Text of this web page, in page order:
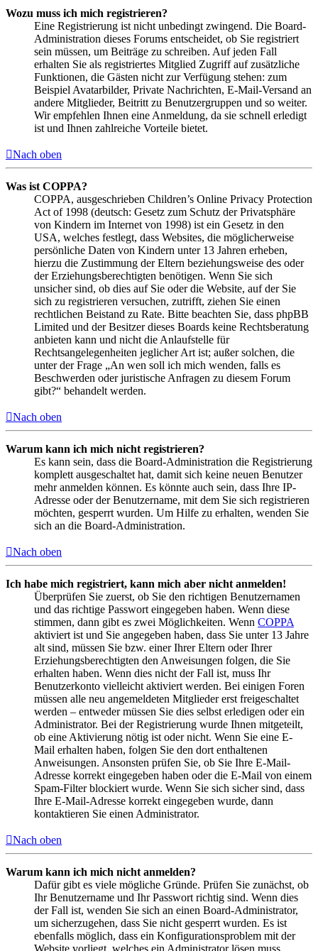
Wozu muss ich mich registrieren?
Eine Registrierung ist nicht unbedingt zwingend. Die Board-
Administration dieses Forums entscheidet, ob Sie registriert
sein müssen, um Beiträge zu schreiben. Auf jeden Fall
erhalten Sie als registriertes Mitglied Zugriff auf zusätzliche
Funktionen, die Gästen nicht zur Verfügung stehen: zum
Beispiel Avatarbilder, Private Nachrichten, E-Mail-Versand an
andere Mitglieder, Beitritt zu Benutzergruppen und so weiter.
Wir empfehlen Ihnen eine Anmeldung, da sie schnell erledigt
ist und Ihnen zahlreiche Vorteile bietet.
Nach oben
Was ist COPPA?
COPPA, ausgeschrieben Children’s Online Privacy Protection
Act of 1998 (deutsch: Gesetz zum Schutz der Privatsphäre
von Kindern im Internet von 1998) ist ein Gesetz in den
USA, welches festlegt, dass Websites, die möglicherweise
persönliche Daten von Kindern unter 13 Jahren erheben,
hierzu die Zustimmung der Eltern beziehungsweise des oder
der Erziehungsberechtigten benötigen. Wenn Sie sich
unsicher sind, ob dies auf Sie oder die Website, auf der Sie
sich zu registrieren versuchen, zutrifft, ziehen Sie einen
rechtlichen Beistand zu Rate. Bitte beachten Sie, dass phpBB
Limited und der Besitzer dieses Boards keine Rechtsberatung
anbieten kann und nicht die Anlaufstelle für
Rechtsangelegenheiten jeglicher Art ist; außer solchen, die
unter der Frage „An wen soll ich mich wenden, falls es
Beschwerden oder juristische Anfragen zu diesem Forum
gibt?“ behandelt werden.
Nach oben
Warum kann ich mich nicht registrieren?
Es kann sein, dass die Board-Administration die Registrierung
komplett ausgeschaltet hat, damit sich keine neuen Benutzer
mehr anmelden können. Es könnte auch sein, dass Ihre IP-
Adresse oder der Benutzername, mit dem Sie sich registrieren
möchten, gesperrt wurden. Um Hilfe zu erhalten, wenden Sie
sich an die Board-Administration.
Nach oben
Ich habe mich registriert, kann mich aber nicht anmelden!
Überprüfen Sie zuerst, ob Sie den richtigen Benutzernamen
und das richtige Passwort eingegeben haben. Wenn diese
stimmen, dann gibt es zwei Möglichkeiten. Wenn COPPA
aktiviert ist und Sie angegeben haben, dass Sie unter 13 Jahre
alt sind, müssen Sie bzw. einer Ihrer Eltern oder Ihrer
Erziehungsberechtigten den Anweisungen folgen, die Sie
erhalten haben. Wenn dies nicht der Fall ist, muss Ihr
Benutzerkonto vielleicht aktiviert werden. Bei einigen Foren
müssen alle neu angemeldeten Mitglieder erst freigeschaltet
werden – entweder müssen Sie dies selbst erledigen oder ein
Administrator. Bei der Registrierung wurde Ihnen mitgeteilt,
ob eine Aktivierung nötig ist oder nicht. Wenn Sie eine E-
Mail erhalten haben, folgen Sie den dort enthaltenen
Anweisungen. Ansonsten prüfen Sie, ob Sie Ihre E-Mail-
Adresse korrekt eingegeben haben oder die E-Mail von einem
Spam-Filter blockiert wurde. Wenn Sie sich sicher sind, dass
Ihre E-Mail-Adresse korrekt eingegeben wurde, dann
kontaktieren Sie einen Administrator.
Nach oben
Warum kann ich mich nicht anmelden?
Dafür gibt es viele mögliche Gründe. Prüfen Sie zunächst, ob
Ihr Benutzername und Ihr Passwort richtig sind. Wenn dies
der Fall ist, wenden Sie sich an einen Board-Administrator,
um sicherzugehen, dass Sie nicht gesperrt wurden. Es ist
ebenfalls möglich, dass ein Konfigurationsproblem mit der
Website vorliegt, welches ein Administrator lösen muss.